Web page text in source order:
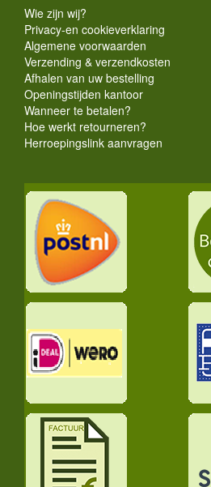
Wie zijn wij?
Privacy-en cookieverklaring
Algemene voorwaarden
Verzending & verzendkosten
Afhalen van uw bestelling
Openingstijden kantoor
Wanneer te betalen?
Hoe werkt retourneren?
Herroepingslink aanvragen